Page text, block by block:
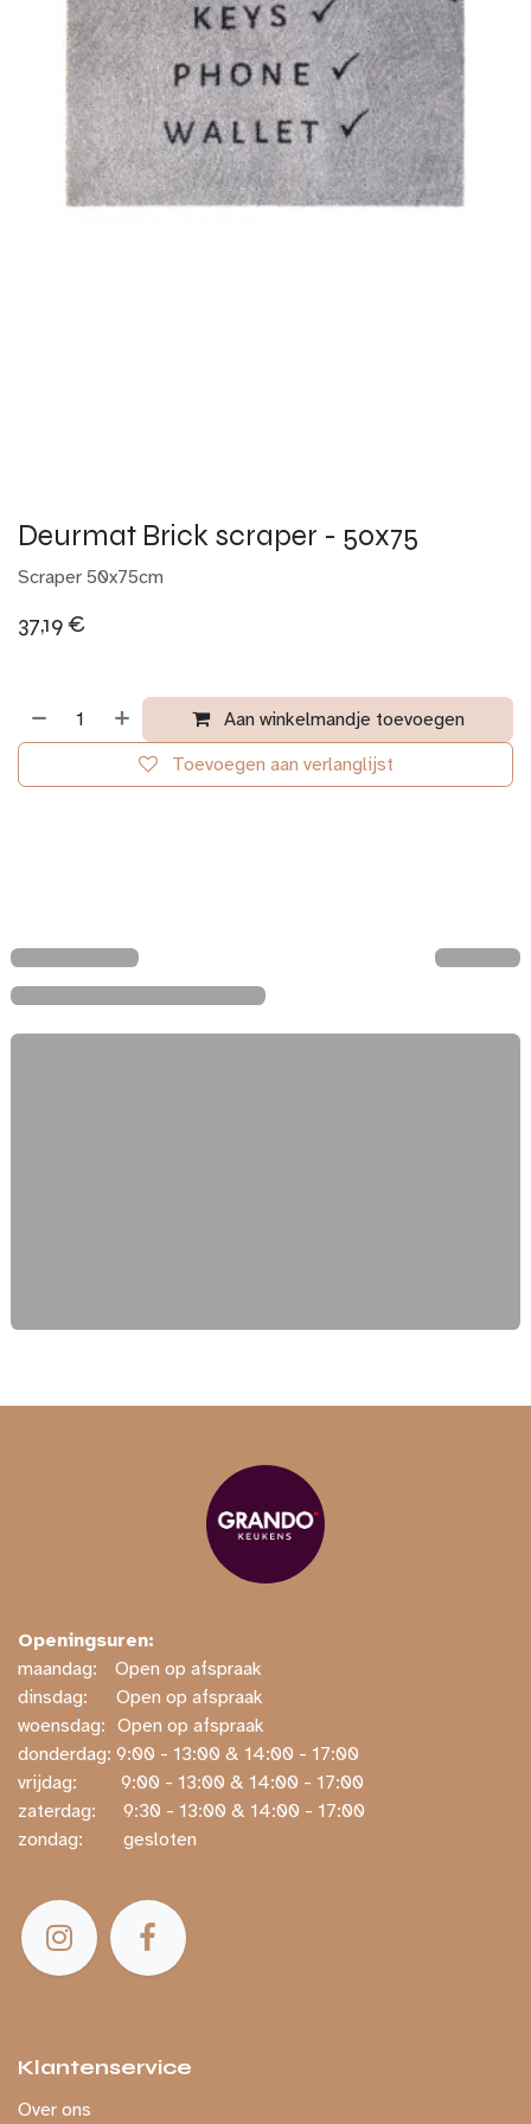
Deurmat Brick scraper - 50x75
Scraper 50x75cm
37,19€
Aan winkelmandje toevoegen
Toevoegen aan verlanglijst
Openingsuren:
maandag:
​​Open op afspraak
dinsdag:
​Open op afspraak
woensdag: ​Open op afspraak
donderdag: ​9:00 - 13:00 & 14:00 - 17:00
vrijdag:
​ ​9:00 - 13:00 & 14:00 - 17:00
zaterdag:
​ ​9:30 - 13:00 & 14:00 - 17:00
zondag:
​ gesloten
Klantenservice
Over ons